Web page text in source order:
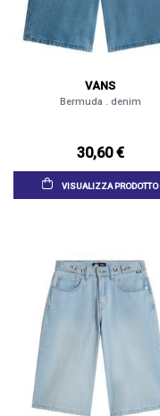
VANS
Bermuda . denim
30,60 €
VISUALIZZA PRODOTTO